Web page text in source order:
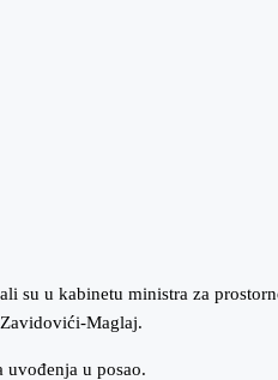
su u kabinetu ministra za
Maglaj.
u posao.